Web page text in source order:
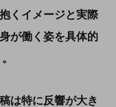
くイメージと実際
が働く姿を具体的
は特に反響が大き